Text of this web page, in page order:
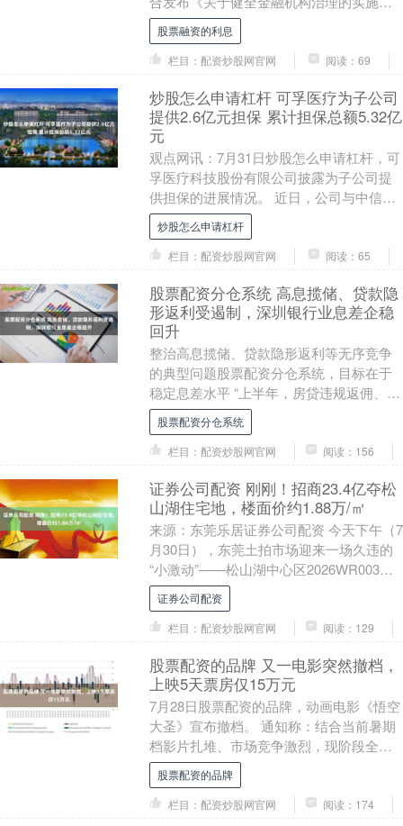
见》（下称《实施意见》），从加强党的
领导、改进股....
股票融资的利息
栏目：配资炒股网官网
阅读：69
炒股怎么申请杠杆 可孚医疗为子公司
提供2.6亿元担保 累计担保总额5.32亿
元
观点网讯：7月31日炒股怎么申请杠杆，可
孚医疗科技股份有限公司披露为子公司提
供担保的进展情况。 近日，公司与中信银
行股份有限公司长沙分行签订2份《最高额
保证合同....
炒股怎么申请杠杆
栏目：配资炒股网官网
阅读：65
股票配资分仓系统 高息揽储、贷款隐
形返利受遏制，深圳银行业息差企稳
回升
整治高息揽储、贷款隐形返利等无序竞争
的典型问题股票配资分仓系统，目标在于
稳定息差水平 “上半年，房贷违规返佣、车
贷’高息高返’等典型问题得到遏制，银行业
净息差呈....
股票配资分仓系统
栏目：配资炒股网官网
阅读：156
证券公司配资 刚刚！招商23.4亿夺松
山湖住宅地，楼面价约1.88万/㎡
来源：东莞乐居证券公司配资 今天下午（7
月30日），东莞土拍市场迎来一场久违的
“小激动”——松山湖中心区2026WR003号
宅地正式开拍。 经过34轮竞价，招商....
证券公司配资
栏目：配资炒股网官网
阅读：129
股票配资的品牌 又一电影突然撤档，
上映5天票房仅15万元
7月28日股票配资的品牌，动画电影《悟空
大圣》宣布撤档。 通知称：结合当前暑期
档影片扎堆、市场竞争激烈，现阶段全国
排片资源有限，影片优质口碑无法充分释
放。经出品....
股票配资的品牌
栏目：配资炒股网官网
阅读：174